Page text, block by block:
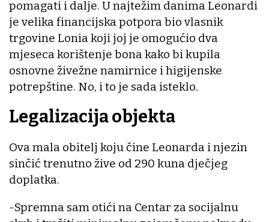
pomagati i dalje. U najtežim danima Leonardi
je velika financijska potpora bio vlasnik
trgovine Lonia koji joj je omogućio dva
mjeseca korištenje bona kako bi kupila
osnovne živežne namirnice i higijenske
potrepštine. No, i to je sada isteklo.
Legalizacija objekta
Ova mala obitelj koju čine Leonarda i njezin
sinčić trenutno žive od 290 kuna dječjeg
doplatka.
-Spremna sam otići na Centar za socijalnu